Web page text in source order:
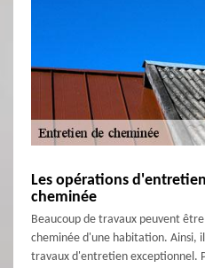
Les opérations
cheminée
Beaucoup de travaux peuvent
cheminée d'une habitation. Ainsi,
travaux d'entretien exceptionnel.